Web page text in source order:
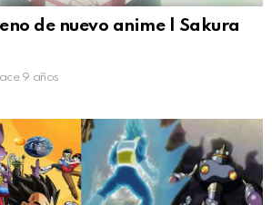
de nuevo anime | Sakura
9 años